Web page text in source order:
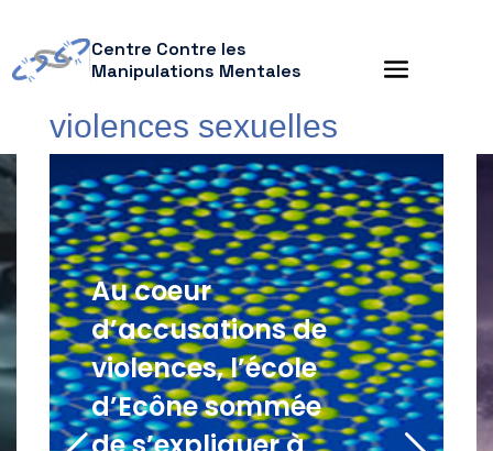
Centre Contre les
Manipulations Mentales
violences sexuelles
Au coeur
d’accusations de
violences, l’école
d’Ecône sommée